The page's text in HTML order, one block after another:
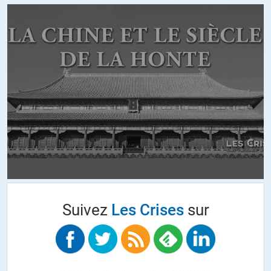
laisse des entreprises et ses employé.e.s compétentes les faire
nucléaire.).
ALERTER
Touriste//02.01.2021 à 03h45
Bonjour,
« Qu’il laisse des entreprises et ses employé.e.s compétentes les
faire tourner (avec les mêmes règles de sécurité qu’une centrale
nucléaire.). »
drôle) : multiplication des incidents mineurs, équipes de
formées/qualifiées (on sait pourquoi « cépacher »), accidents du
travail et contaminations camouflés du style « Ha le dosimètre a
viré au cramoisi ; désolé mon gars mais t’es viré ; prends ta petite
enveloppe et tire-toi » (témoignages de connaissances)
Suivez Les Crisessur